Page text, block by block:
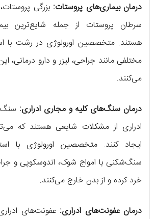
درمان بیماری‌های پروستات: بزرگی
سرطان پروستات از جمله شایع‌ترین
هستند. متخصصین اورولوژی در رشت با
مختلفی مانند جراحی، لیزر و دارو درمانی،
می‌کنند.
درمان سنگ‌های کلیه و مجاری ادراری:
ادراری از مشکلات شایعی هستند که
ایجاد کنند. متخصصین اورولوژی با
سنگ‌شکنی با امواج شوک، اندوسکوپی و
خرد کرده و از بدن خارج می‌کنند.
درمان عفونت‌های ادراری: عفونت‌های